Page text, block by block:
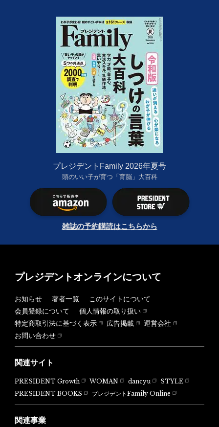
プレジデントFamily 2026年夏号
頭のいい子が育つ「育脳」大百科
雑誌の予約購読はこちらから
プレジデントオンラインについて
お知らせ 著者一覧
このサイトについて
会員登録について
個人情報の取り扱い
特定商取引法に基づく表示
広告掲載
運営会社
お問い合わせ
関連サイト
PRESIDENT Growth WOMAN dancyu
STYLE
PRESIDENT BOOKS
プレジデントFamily Online
関連事業